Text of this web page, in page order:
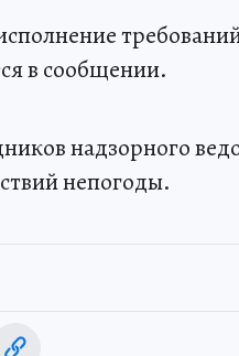
в сообщении.
надзорного
непогоды.